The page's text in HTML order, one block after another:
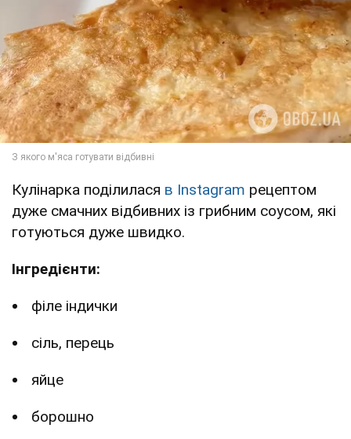
Кулінарка поділилася в Instagram рецептом
дуже смачних відбивних із грибним соусом, які
готуються дуже швидко.
Інгредієнти:
філе індички
сіль, перець
яйце
борошно